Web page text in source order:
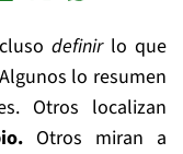
definirlo que
lo resumen
Otros localizan
Otros miran a